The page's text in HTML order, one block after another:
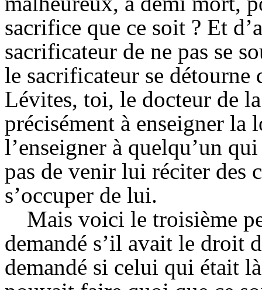
sacrifice que ce soit ? Et
sacrificateur de ne pas se
le sacrificateur se détourne
Lévites, toi, le docteur de
précisément à enseigner la
l’enseigner à quelqu’un
pas de venir lui réciter des
s’occuper de lui.
Mais voici le troisième
demandé s’il avait le droit
demandé si celui qui était